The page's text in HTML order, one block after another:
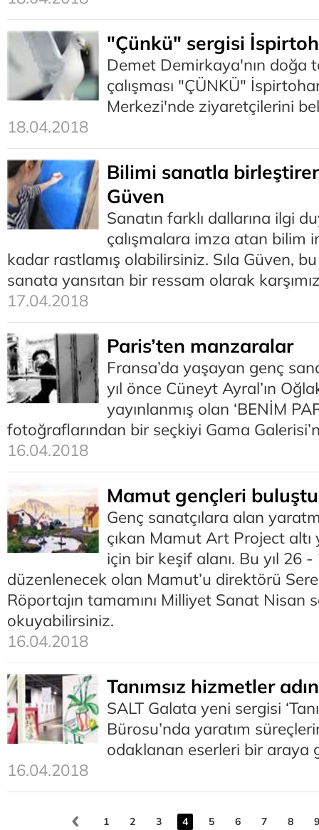
"Çünkü" sergisi
Demet Demirkaya'nın doğa
çalışması "ÇÜNKÜ"
Merkezi'nde ziyaretçilerini
18.04.2018
Bilimi sanatla
Güven
Sanatın farklı dallarına ilgi
çalışmalara imza atan bilim
kadar rastlamış olabilirsiniz. Sıla Güven,
sanata yansıtan bir ressam olarak
17.04.2018
Paris’ten manzaralar
Fransa’da yaşayan genç
yıl önce Cüneyt Ayral’ın
yayınlanmış olan ‘BENİM
fotoğraflarından bir seçkiyi Gama
16.04.2018
Mamut gençleri
Genç sanatçılara alan
çıkan Mamut Art Project altı
için bir keşif alanı. Bu yıl 26
düzenlenecek olan Mamut’u direktörü
Röportajın tamamını Milliyet Sanat Nisan
okuyabilirsiniz.
16.04.2018
Tanımsız hizmetler
SALT Galata yeni sergisi
Bürosu’nda yaratım
odaklanan eserleri bir araya
16.04.2018
1 2 3 4 5 6 7 8 9